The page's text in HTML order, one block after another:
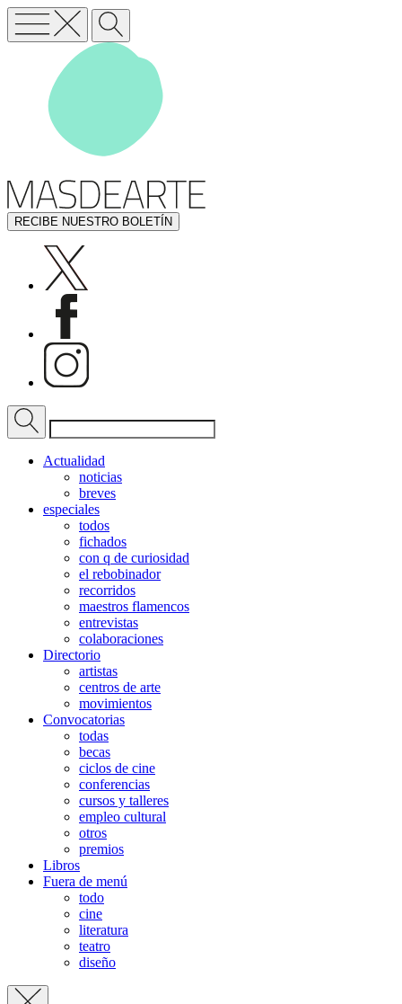
RECIBE NUESTRO BOLETÍN
Actualidad
noticias
breves
especiales
todos
fichados
con q de curiosidad
el rebobinador
recorridos
maestros flamencos
entrevistas
colaboraciones
Directorio
artistas
centros de arte
movimientos
Convocatorias
todas
becas
ciclos de cine
conferencias
cursos y talleres
empleo cultural
otros
premios
Libros
Fuera de menú
todo
cine
literatura
teatro
diseño